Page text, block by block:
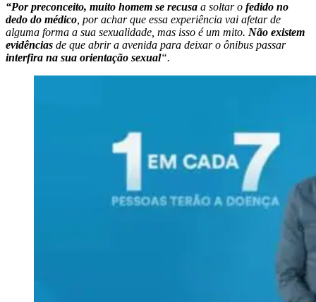
“Por preconceito, muito homem se recusa a soltar o fedido no
dedo do médico , por achar que essa experiência vai afetar de
alguma forma a sua sexualidade, mas isso é um mito. Não existem
evidências de que abrir a avenida para deixar o ônibus passar
interfira na sua orientação sexual“.